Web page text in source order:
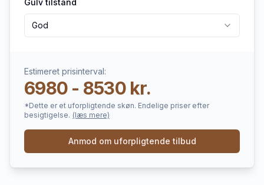
Gulv tilstand
God
Estimeret prisinterval:
6980 - 8530 kr.
*Dette er et uforpligtende skøn. Endelige priser efter
besigtigelse. (læs mere)
Anmod om uforpligtende tilbud